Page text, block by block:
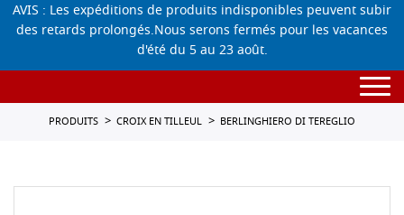
AVIS : Les expéditions de produits indisponibles peuvent subir
des retards prolongés.Nous serons fermés pour les vacances
d'été du 5 au 23 août.
PRODUITS CROIX EN TILLEUL BERLINGHIERO DI TEREGLIO